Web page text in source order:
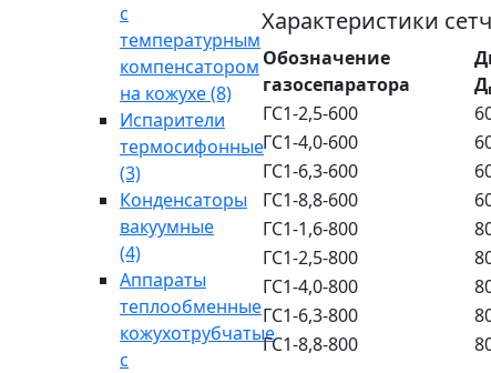
с
температурным
компенсатором
на кожухе(8)
Испарители
термосифонные
(3)
Конденсаторы
вакуумные
(4)
Аппараты
теплообменные
кожухотрубчатые
с
Характеристики
Обозначение
газосепаратора
Д
ГС1-2,5-600
ГС1-4,0-600
ГС1-6,3-600
ГС1-8,8-600
ГС1-1,6-800
ГС1-2,5-800
ГС1-4,0-800
ГС1-6,3-800
ГС1-8,8-800